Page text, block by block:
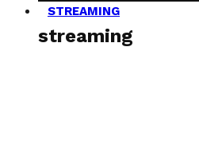
STREAMING
streaming